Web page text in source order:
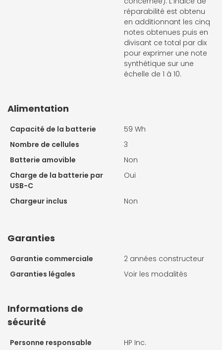
réparabilité est obtenu
en additionnant les cinq
notes obtenues puis en
divisant ce total par dix
pour exprimer une note
synthétique sur une
échelle de 1 à 10.
Alimentation
Capacité de la batterie
59 Wh
Nombre de cellules
3
Batterie amovible
Non
Charge de la batterie par
USB-C
Oui
Chargeur inclus Non
Garanties
Garantie commerciale
2 années constructeur
Garanties légales
Voir les modalités
Informations de
sécurité
Personne responsable
HP Inc.